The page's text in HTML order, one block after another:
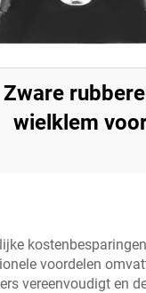
Zware
wielklem
deel
Product
voordelen
vereenvoudigt en